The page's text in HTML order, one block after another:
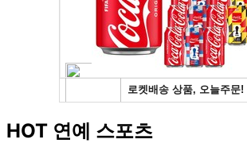
HOT 연예 스포츠